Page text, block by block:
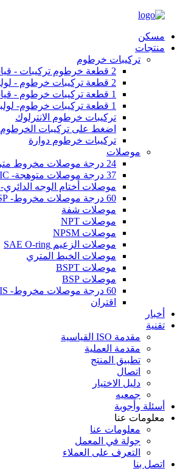
مسكن
منتجات
تركيبات خرطوم
2 قطعة خرطوم تركيبات - قياسي
2 قطعة تركيبات خرطوم - لولبية
1 قطعة تركيبات خرطوم - قياسي
1 قطعة تركيبات خرطوم- لولبية
تركيبات خرطوم الانترلوك
اضغط على تركيبات الخرطوم
تركيبات خرطوم دوارة
موصلات
24 درجة موصلات مخروط متري
37 درجة موصلات متوهجة- JIC
موصلات أختام الوجه الدائري- ORFS
60 درجة موصلات مخروط- BSP الموضوع
موصلات شفة
موصلات NPT
موصلات NPSM
موصلات الزعيم SAE O-ring
موصلات الخيط المتري
موصلات BSPT
موصلات BSP
60 درجة موصلات مخروط- JIS
اقتران
أخبار
تقنية
مقدمة ISO القياسية
مقدمة العملية
تطبيق المنتج
اتصال
دليل الاختيار
جمعيه
أسئلة وأجوبة
معلومات عنا
معلومات عنا
جولة في المعمل
التعرف على العملاء
اتصل بنا